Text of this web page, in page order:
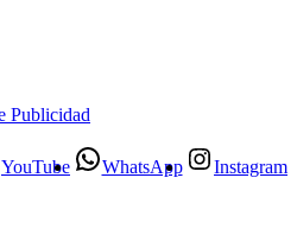
YouTube WhatsApp
Instagram